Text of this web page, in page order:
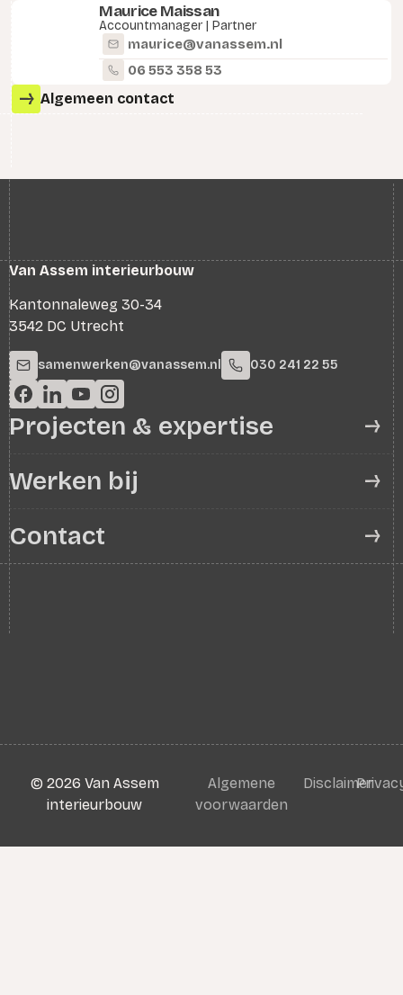
Maurice Maissan
Accountmanager | Partner
maurice@vanassem.nl
06 553 358 53
Algemeen contact
Van Assem interieurbouw
Kantonnaleweg 30-34
3542 DC Utrecht
samenwerken@vanassem.nl 030 241 22 55
Projecten & expertise
Werken bij
Contact
© 2026 Van Assem
interieurbouw
Algemene
voorwaarden
Disclaimer